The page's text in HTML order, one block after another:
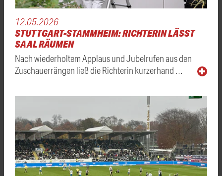
12.05.2026
STUTTGART-STAMMHEIM: RICHTERIN LÄSST
SAAL RÄUMEN
Nach wiederholtem Applaus und Jubelrufen aus den
Zuschauerrängen ließ die Richterin kurzerhand …